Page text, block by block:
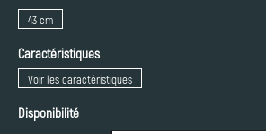
43 cm
Caractéristiques
Voir les caractéristiques
Disponibilité